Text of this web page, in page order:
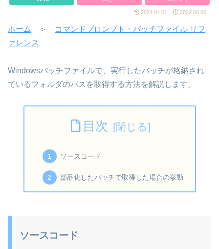
2024.04.01 2022.06.06
ホーム ＞
コマンドプロンプト・バッチファイル リフ
ァレンス
Windowsバッチファイルで、実行したバッチが格納され
ているフォルダのパスを取得する方法を解説します。
目次
ソースコード
部品化したバッチで取得した場合の挙動
ソースコード